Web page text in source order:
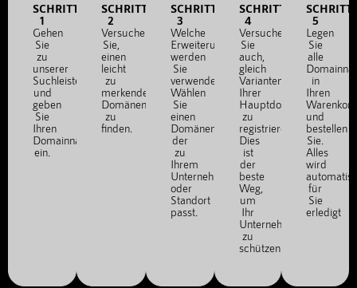
SCHRITT
1
Gehen
Sie
zu
unserer
Suchleiste
und
geben
Sie
Ihren
Domainnamen
ein.
SCHRITT
2
Versuchen
Sie,
einen
leicht
zu
merkenden
Domänennamen
zu
finden.
SCHRITT
3
Welche
Erweiterung
werden
Sie
verwenden?
Wählen
Sie
einen
Domänennamen,
der
zu
Ihrem
Unternehmen
oder
Standort
passt.
SCHRITT
4
Versuchen
Sie
auch,
gleich
Varianten
Ihrer
Hauptdomain
zu
registrieren.
Dies
ist
der
beste
Weg,
um
Ihr
Unternehmen
zu
schützen.
SCHRITT
5
Legen
Sie
alle
in
Ihren
und
bestellen
Sie.
Alles
wird
für
Sie
erledigt